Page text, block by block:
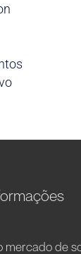
mercado de